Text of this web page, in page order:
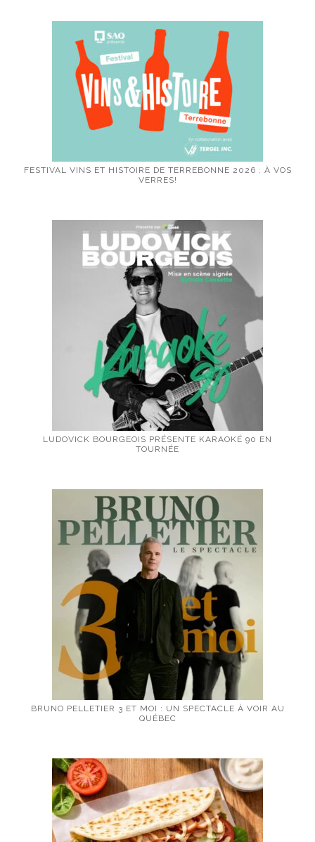
FESTIVAL VINS ET HISTOIRE DE TERREBONNE 2026 : À VOS
VERRES!
LUDOVICK BOURGEOIS PRÉSENTE KARAOKÉ 90 EN
TOURNÉE
BRUNO PELLETIER 3 ET MOI : UN SPECTACLE À VOIR AU
QUÉBEC